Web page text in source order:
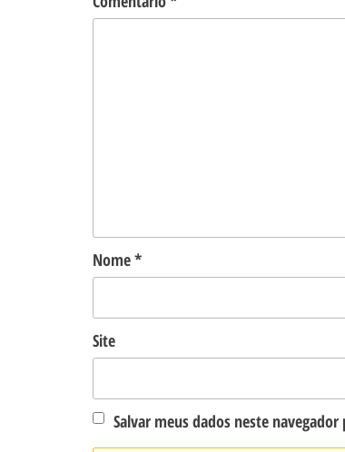
Nome*
Site
Salvar meus dados neste